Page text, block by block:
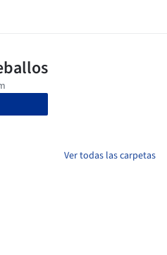
Ver todas las carpetas